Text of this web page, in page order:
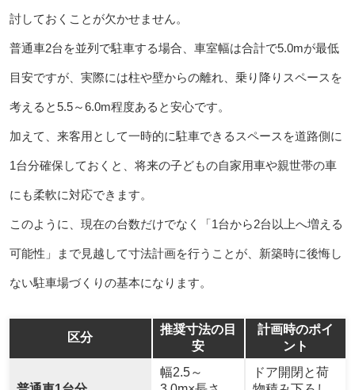
討しておくことが欠かせません。
普通車2台を並列で駐車する場合、車室幅は合計で5.0mが最低
目安ですが、実際には柱や壁からの離れ、乗り降りスペースを
考えると5.5～6.0m程度あると安心です。
加えて、来客用として一時的に駐車できるスペースを道路側に
1台分確保しておくと、将来の子どもの自家用車や親世帯の車
にも柔軟に対応できます。
このように、現在の台数だけでなく「1台から2台以上へ増える
可能性」まで見越して寸法計画を行うことが、新築時に後悔し
ない駐車場づくりの基本になります。
区分
推奨寸法の目
安
計画時のポイ
ント
幅2.5～
ドア開閉と荷